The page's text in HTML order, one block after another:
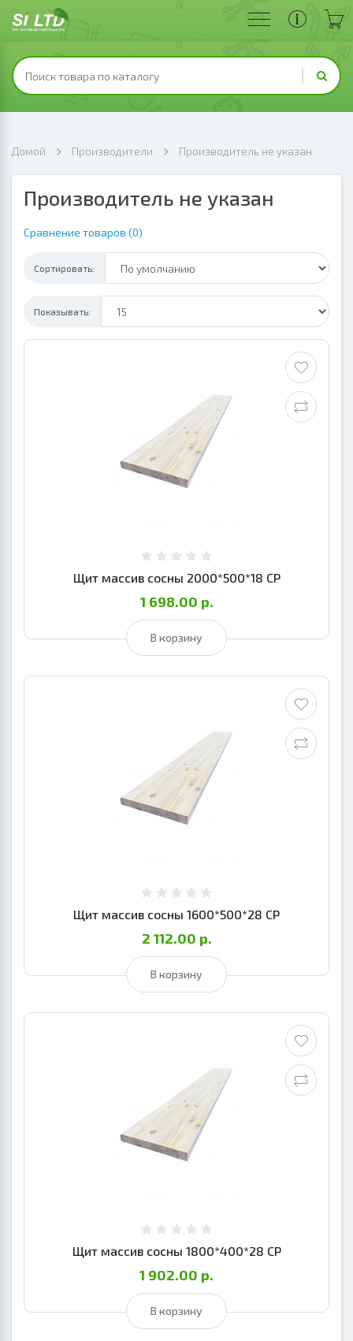
Домой Производители Производитель не указан
Производитель не указан
Сравнение товаров (0)
Сортировать:
Показывать:
Щит массив сосны 2000*500*18 СР
1 698.00 р.
В корзину
Щит массив сосны 1600*500*28 СР
2 112.00 р.
В корзину
Щит массив сосны 1800*400*28 СР
1 902.00 р.
В корзину